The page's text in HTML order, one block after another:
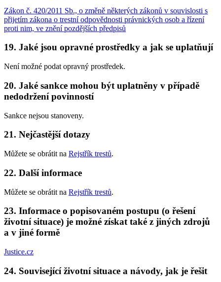
Zákon č. 420/2011 Sb., o změně některých zákonů v souvislosti s
přijetím zákona o trestní odpovědnosti právnických osob a řízení
proti nim, ve znění pozdějších předpisů
19. Jaké jsou opravné prostředky a jak se uplatňují
Není možné podat opravný prostředek.
20. Jaké sankce mohou být uplatněny v případě
nedodržení povinností
Sankce nejsou stanoveny.
21. Nejčastější dotazy
Můžete se obrátit na Rejstřík trestů.
22. Další informace
Můžete se obrátit na Rejstřík trestů.
23. Informace o popisovaném postupu (o řešení
životní situace) je možné získat také z jiných zdrojů
a v jiné formě
Justice.cz
24. Související životní situace a návody, jak je řešit